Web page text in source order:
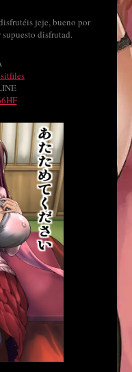
jeje, bueno por
disfrutad.